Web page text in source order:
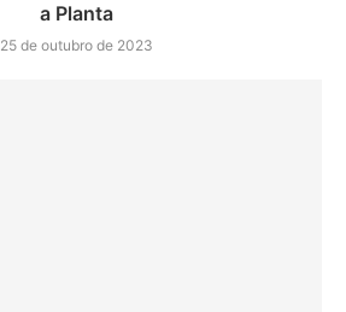
a Planta
25 de outubro de 2023